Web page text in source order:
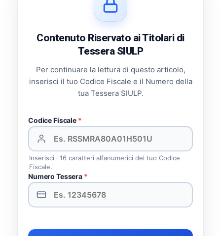
Contenuto Riservato ai Titolari di
Tessera SIULP
Per continuare la lettura di questo articolo,
inserisci il tuo Codice Fiscale e il Numero della
tua Tessera SIULP.
Codice Fiscale *
Inserisci i 16 caratteri alfanumerici del tuo Codice
Fiscale.
Numero Tessera *